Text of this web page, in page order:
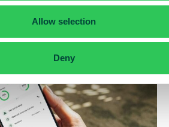
Allow selection
Deny
har en viss mängd data till ett
du har förbrukat den datamängden